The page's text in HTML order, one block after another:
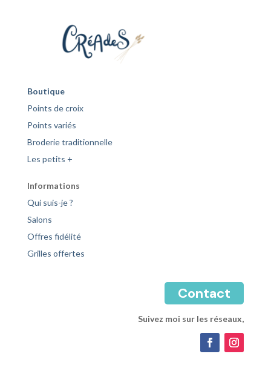
Boutique
Points de croix
Points variés
Broderie traditionnelle
Les petits +
Informations
Qui suis-je ?
Salons
Offres fidélité
Grilles offertes
Contact
Suivez moi sur les réseaux,